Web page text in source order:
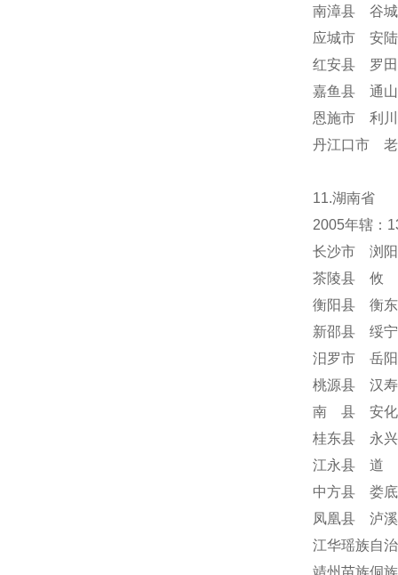
南漳县 谷
应城市 安
红安县 罗
嘉鱼县 通
恩施市 利
丹江口市
11.湖南省
2005年辖：
长沙市 浏
茶陵县 攸
衡阳县 衡
新邵县 绥
汨罗市 岳
桃源县 汉
南 县 安化
桂东县 永
江永县 道
中方县 娄
凤凰县 泸
江华瑶族自
靖州苗族侗